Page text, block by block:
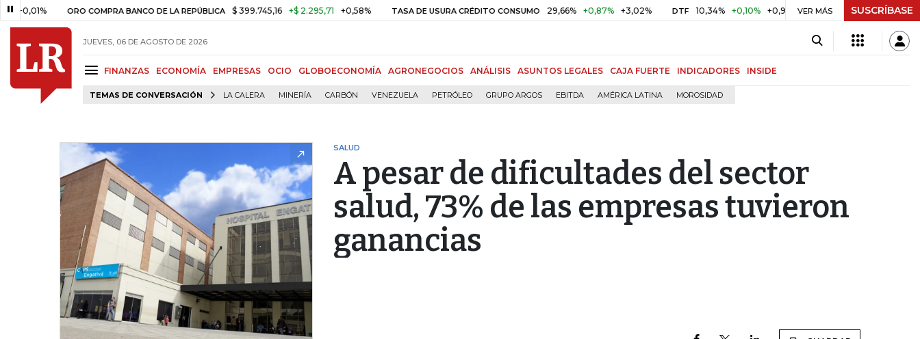
ORO COMPRA BANCO DE LA REPÚBLICA $ 399.745,16 +$ 2.295,71 +0,58% TASA DE USURA CRÉDITO CONSUMO 29,66% +0,87% +3,02% DTF 10,34% +0,10% +0,98% UVR $ 416,86 +$ 0,05 +0,01%
VER MÁS SUSCRÍBASE
JUEVES, 06 DE AGOSTO DE 2026
FINANZAS ECONOMÍA EMPRESAS OCIO GLOBOECONOMÍA AGRONEGOCIOS ANÁLISIS ASUNTOS LEGALES CAJA FUERTE INDICADORES INSIDE
TEMAS DE CONVERSACIÓN LA CALERA MINERÍA CARBÓN VENEZUELA PETRÓLEO GRUPO ARGOS EBITDA AMÉRICA LATINA MOROSIDAD
SALUD
A pesar de dificultades del sector
salud, 73% de las empresas tuvieron
ganancias